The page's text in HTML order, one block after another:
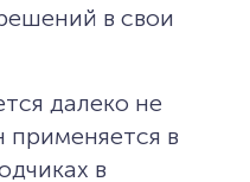
в свои
далеко не
применяется в
в